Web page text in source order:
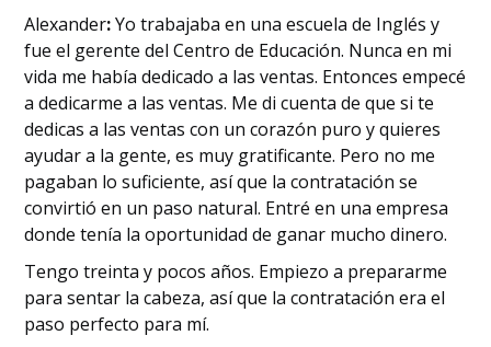
‍Alexander:Yo trabajaba en una escuela de Inglés y
fue el gerente del Centro de Educación. Nunca en mi
vida me había dedicado a las ventas. Entonces empecé
a dedicarme a las ventas. Me di cuenta de que si te
dedicas a las ventas con un corazón puro y quieres
ayudar a la gente, es muy gratificante. Pero no me
pagaban lo suficiente, así que la contratación se
convirtió en un paso natural. Entré en una empresa
donde tenía la oportunidad de ganar mucho dinero.
Tengo treinta y pocos años. Empiezo a prepararme
para sentar la cabeza, así que la contratación era el
paso perfecto para mí.